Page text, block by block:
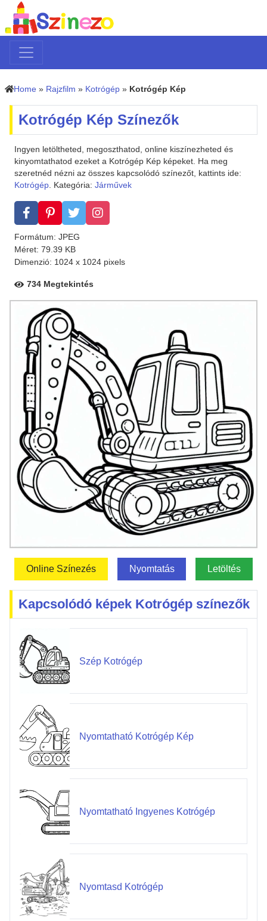
Home » Rajzfilm » Kotrógép » Kotrógép Kép
Kotrógép Kép Színezők
Ingyen letöltheted, megoszthatod, online kiszínezheted és
kinyomtathatod ezeket a Kotrógép Kép képeket. Ha meg
szeretnéd nézni az összes kapcsolódó színezőt, kattints ide:
Kotrógép. Kategória: Járművek
Formátum: JPEG
Méret: 79.39 KB
Dimenzió: 1024 x 1024 pixels
734 Megtekintés
Online Színezés Nyomtatás Letöltés
Kapcsolódó képek Kotrógép színezők
Szép Kotrógép
Nyomtatható Kotrógép Kép
Nyomtatható Ingyenes Kotrógép
Nyomtasd Kotrógép